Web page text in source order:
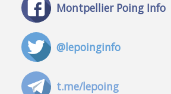
Montpellier Poing Info
@lepoinginfo
t.me/lepoing